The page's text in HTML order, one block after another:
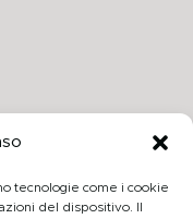
tecnologie come i cookie
del dispositivo. Il